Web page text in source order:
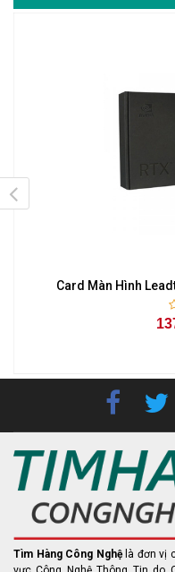
Card Màn Hình
Tìm Hàng Công Nghệ là đơn vị